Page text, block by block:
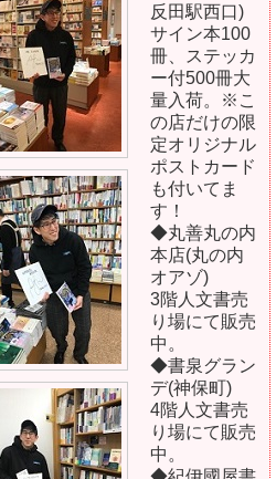
反田駅西口)
サイン本100
冊、ステッカ
ー付500冊大
量入荷。※こ
の店だけの限
定オリジナル
ポストカード
も付いてま
す！
◆丸善丸の内
本店(丸の内
オアゾ)
3階人文書売
り場にて販売
中。
◆書泉グラン
デ(神保町)
4階人文書売
り場にて販売
中。